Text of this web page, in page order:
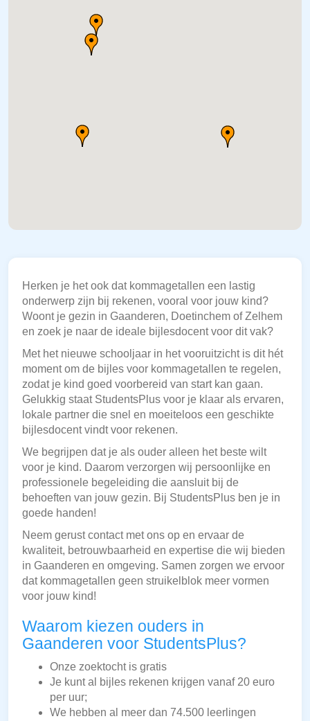
Herken je het ook dat kommagetallen een lastig
onderwerp zijn bij rekenen, vooral voor jouw kind?
Woont je gezin in Gaanderen, Doetinchem of Zelhem
en zoek je naar de ideale bijlesdocent voor dit vak?
Met het nieuwe schooljaar in het vooruitzicht is dit hét
moment om de bijles voor kommagetallen te regelen,
zodat je kind goed voorbereid van start kan gaan.
Gelukkig staat StudentsPlus voor je klaar als ervaren,
lokale partner die snel en moeiteloos een geschikte
bijlesdocent vindt voor rekenen.
We begrijpen dat je als ouder alleen het beste wilt
voor je kind. Daarom verzorgen wij persoonlijke en
professionele begeleiding die aansluit bij de
behoeften van jouw gezin. Bij StudentsPlus ben je in
goede handen!
Neem gerust contact met ons op en ervaar de
kwaliteit, betrouwbaarheid en expertise die wij bieden
in Gaanderen en omgeving. Samen zorgen we ervoor
dat kommagetallen geen struikelblok meer vormen
voor jouw kind!
Waarom kiezen ouders in
Gaanderen voor StudentsPlus?
Onze zoektocht is gratis
Je kunt al bijles rekenen krijgen vanaf 20 euro
per uur;
We hebben al meer dan 74.500 leerlingen